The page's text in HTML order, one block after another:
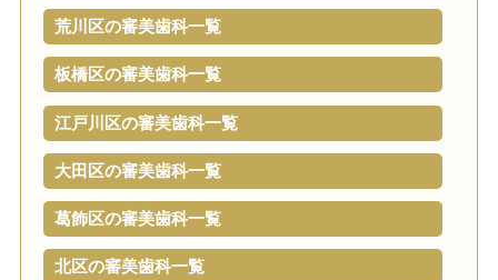
荒川区の審美歯科一覧
板橋区の審美歯科一覧
江戸川区の審美歯科一覧
大田区の審美歯科一覧
葛飾区の審美歯科一覧
北区の審美歯科一覧